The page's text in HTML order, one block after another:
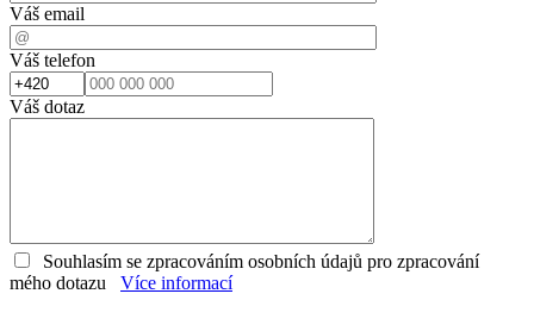
Váš email
Váš telefon
Váš dotaz
Souhlasím se zpracováním osobních údajů pro zpracování
mého dotazu
Více informací